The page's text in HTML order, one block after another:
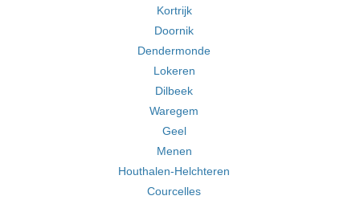
Kortrijk
Doornik
Dendermonde
Lokeren
Dilbeek
Waregem
Geel
Menen
Houthalen-Helchteren
Courcelles